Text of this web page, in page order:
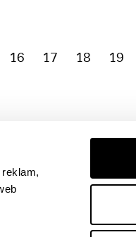
16 17 18 19
Nakladatelství